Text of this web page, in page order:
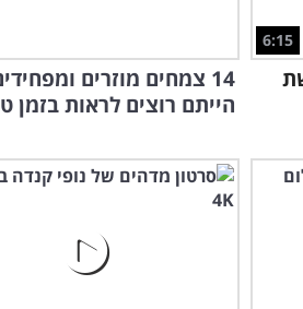
6:15
14 צמחים מוזרים
הייתם רוצים לראות בזמן